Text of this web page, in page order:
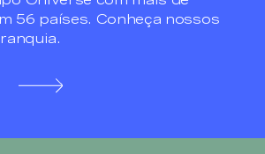
56 países. Conheça nossos